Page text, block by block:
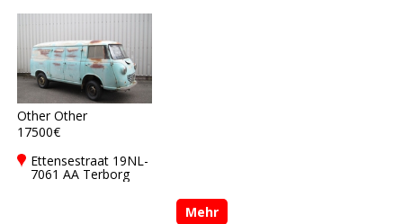
Other Other
17500€
Ettensestraat 19NL-
7061 AA Terborg
Mehr